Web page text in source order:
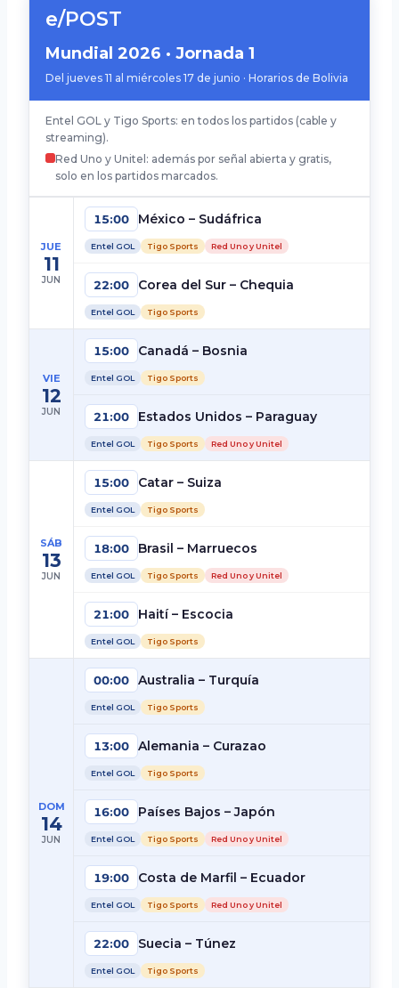
e/POST
Mundial 2026 · Jornada 1
Del jueves 11 al miércoles 17 de junio · Horarios de Bolivia
Entel GOL y Tigo Sports: en todos los partidos (cable y
streaming).
Red Uno y Unitel: además por señal abierta y gratis,
solo en los partidos marcados.
JUE
11
JUN
15:00 México – Sudáfrica
Entel GOL Tigo Sports Red Uno y Unitel
22:00 Corea del Sur – Chequia
Entel GOL Tigo Sports
VIE
12
JUN
15:00 Canadá – Bosnia
Entel GOL Tigo Sports
21:00 Estados Unidos – Paraguay
Entel GOL Tigo Sports Red Uno y Unitel
SÁB
13
JUN
15:00 Catar – Suiza
Entel GOL Tigo Sports
18:00 Brasil – Marruecos
Entel GOL Tigo Sports Red Uno y Unitel
21:00 Haití – Escocia
Entel GOL Tigo Sports
DOM
14
JUN
00:00 Australia – Turquía
Entel GOL Tigo Sports
13:00 Alemania – Curazao
Entel GOL Tigo Sports
16:00 Países Bajos – Japón
Entel GOL Tigo Sports Red Uno y Unitel
19:00 Costa de Marfil – Ecuador
Entel GOL Tigo Sports Red Uno y Unitel
22:00 Suecia – Túnez
Entel GOL Tigo Sports